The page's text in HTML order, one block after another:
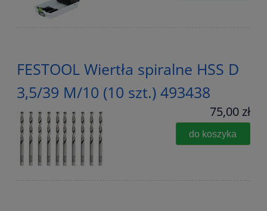
FESTOOL Wiertła spiralne HSS D
3,5/39 M/10 (10 szt.) 493438
75,00 zł
do koszyka